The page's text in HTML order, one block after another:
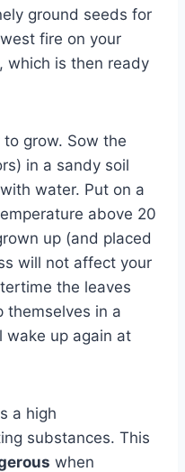
ground seeds for
fire on your
which is then ready
to grow. Sow the
in a sandy soil
water. Put on a
above 20
up (and placed
will not affect your
the leaves
themselves in a
wake up again at
a high
substances. This
when